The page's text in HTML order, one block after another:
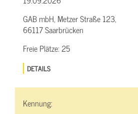
GAB mbH, Metzer Straße 123,
66117 Saarbrücken
Freie Plätze:25
DETAILS
Kennung: